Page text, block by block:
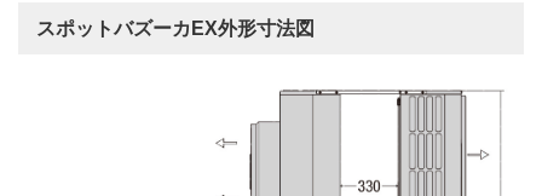
スポットバズーカEX外形寸法図